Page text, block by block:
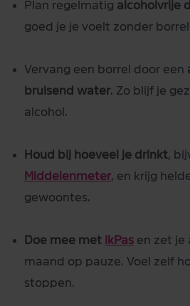
Plan regelmatig alcoholvrije
goed je je voelt zonder borrel.
Vervang een borrel door een
bruisend water. Zo blijf je
alcohol.
Houd bij hoeveel je drinkt,
Middelenmeter, en krijg
gewoontes.
Doe mee met IkPas en zet je
maand op pauze. Voel zelf
stoppen.